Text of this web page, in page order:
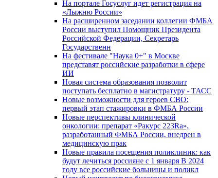
На портале Госуслуг идет регистрация на
«Лыжню России»
На расширенном заседании коллегии ФМБА
России выступил Помощник Президента
Российской Федерации, Секретарь
Государственн
На фестивале "Наука 0+" в Москве
представят российские разработки в сфере
ИИ
Новая система образования позволит
поступать бесплатно в магистратуру - ТАСС
Новые возможности для героев СВО:
первый этап стажировки в ФМБА России
Новые перспективы клинической
онкологии: препарат «Ракурс 223Ra»,
разработанный ФМБА России, внедрен в
медицинскую прак
Новые правила посещения поликлиник: как
будут лечиться россияне с 1 января В 2024
году все российские больницы и поликл